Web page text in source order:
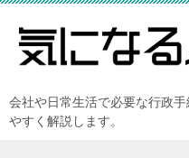
会社や日常生活で必要な行政
やすく解説します。